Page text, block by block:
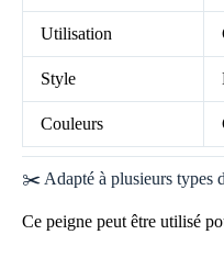
Utilisation
Style
Couleurs
✂️ Adapté à plusieurs types
Ce peigne peut être utilisé